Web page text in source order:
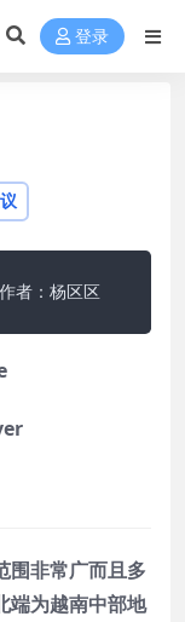
登录
者：杨区区
非常广而且多
端为越南中部地